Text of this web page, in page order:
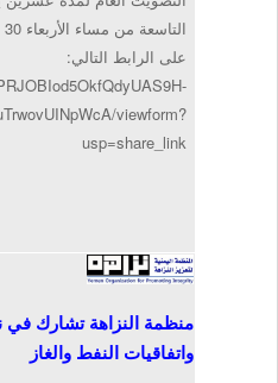
على الرابط التالي:
viewform?
usp=share_link
منظمة النزاهة تشارك
واتفاقيات النفط والغاز